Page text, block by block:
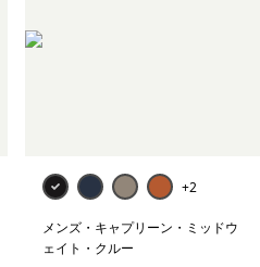
+2
メンズ・キャプリーン・ミッドウ
ェイト・クルー